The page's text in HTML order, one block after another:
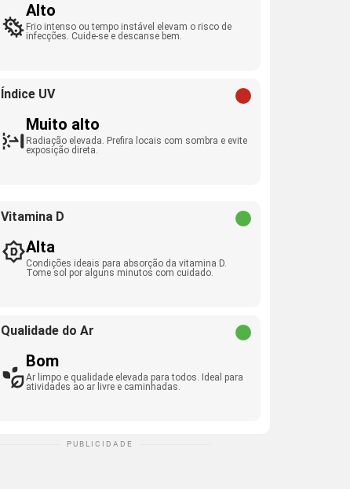
Alto
Frio intenso ou tempo instável elevam o risco de
infecções. Cuide-se e descanse bem.
Índice UV
Muito alto
Radiação elevada. Prefira locais com sombra e evite
exposição direta.
Vitamina D
Alta
Condições ideais para absorção da vitamina D.
Tome sol por alguns minutos com cuidado.
Qualidade do Ar
Bom
Ar limpo e qualidade elevada para todos. Ideal para
atividades ao ar livre e caminhadas.